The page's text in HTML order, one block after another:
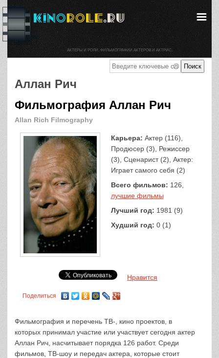
Аллан Рич
Фильмография Аллан Рич
Allan Rich Filmography
Карьера: Актер (116),
Продюсер (3), Режиссер
(3), Сценарист (2), Актер:
Играет самого себя (2)
Всего фильмов: 126,
лучшие фильмы
Лучший год: 1981 (9)
Худший год: 0 (1)
Нравится
Поделиться
Фильмография и перечень ТВ-, кино проектов, в
которых принимал участие или участвует сегодня актер
Аллан Рич, насчитывает порядка 126 работ. Среди
фильмов, ТВ-шоу и передач актера, которые стоит
АКТЕРЫ И РОЛИ. ФИЛЬМОГРАФИИ АКТЕРОВ И АКТРИС.